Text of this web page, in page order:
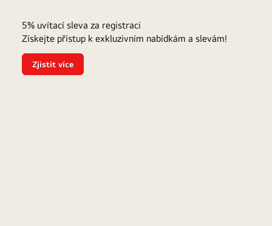
sleva
pro
registrované
uživatele
5% uvítací sleva za registraci
Získejte přístup k exkluzivním nabídkám a slevám!
5%
uvítací
Zjistit více